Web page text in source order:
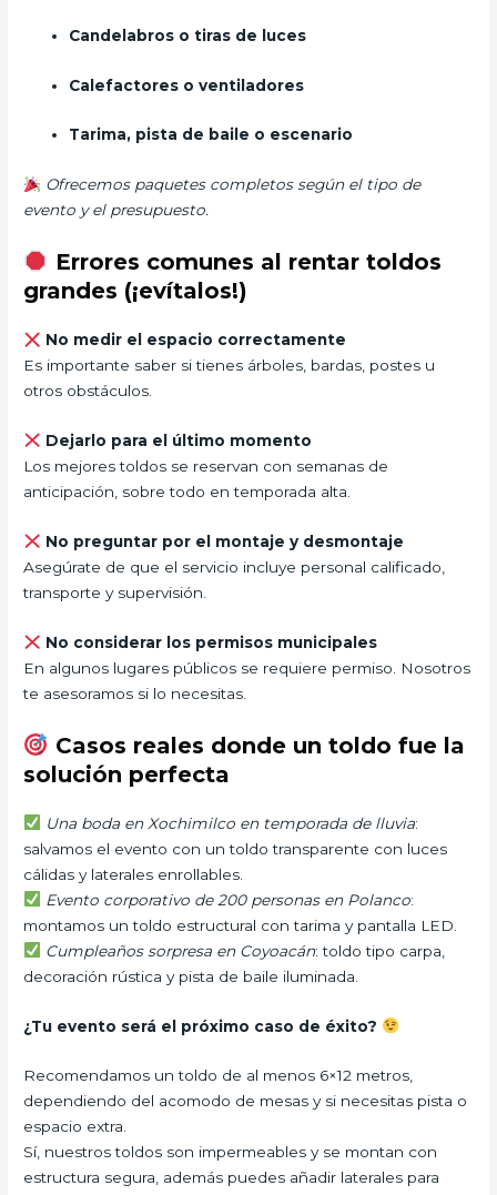
Candelabros o tiras de luces
Calefactores o ventiladores
Tarima, pista de baile o escenario
Ofrecemos paquetes completos según el tipo de
evento y el presupuesto.
Errores comunes al rentar toldos
grandes (¡evítalos!)
No medir el espacio correctamente
Es importante saber si tienes árboles, bardas, postes u
otros obstáculos.
Dejarlo para el último momento
Los mejores toldos se reservan con semanas de
anticipación, sobre todo en temporada alta.
No preguntar por el montaje y desmontaje
Asegúrate de que el servicio incluye personal calificado,
transporte y supervisión.
No considerar los permisos municipales
En algunos lugares públicos se requiere permiso. Nosotros
te asesoramos si lo necesitas.
Casos reales donde un toldo fue la
solución perfecta
Una boda en Xochimilco en temporada de lluvia:
salvamos el evento con un toldo transparente con luces
cálidas y laterales enrollables.
Evento corporativo de 200 personas en Polanco:
montamos un toldo estructural con tarima y pantalla LED.
Cumpleaños sorpresa en Coyoacán: toldo tipo carpa,
decoración rústica y pista de baile iluminada.
¿Tu evento será el próximo caso de éxito?
Recomendamos un toldo de al menos 6×12 metros,
dependiendo del acomodo de mesas y si necesitas pista o
espacio extra.
Sí, nuestros toldos son impermeables y se montan con
estructura segura, además puedes añadir laterales para